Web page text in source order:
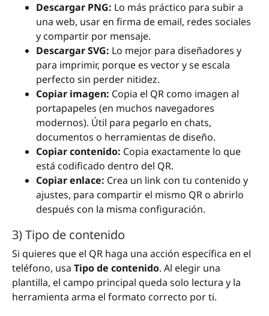
Descargar PNG: Lo más práctico para subir a
una web, usar en firma de email, redes sociales
y compartir por mensaje.
Descargar SVG: Lo mejor para diseñadores y
para imprimir, porque es vector y se escala
perfecto sin perder nitidez.
Copiar imagen: Copia el QR como imagen al
portapapeles (en muchos navegadores
modernos). Útil para pegarlo en chats,
documentos o herramientas de diseño.
Copiar contenido: Copia exactamente lo que
está codificado dentro del QR.
Copiar enlace: Crea un link con tu contenido y
ajustes, para compartir el mismo QR o abrirlo
después con la misma configuración.
3) Tipo de contenido
Si quieres que el QR haga una acción específica en el
teléfono, usa Tipo de contenido. Al elegir una
plantilla, el campo principal queda solo lectura y la
herramienta arma el formato correcto por ti.